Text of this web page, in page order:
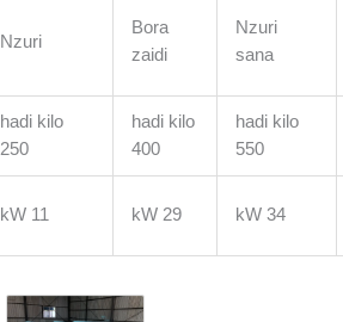
Nzuri
Bora
zaidi
Nzuri
sana
hadi kilo
250
hadi kilo
400
hadi kilo
550
kW 11 kW 29 kW 34